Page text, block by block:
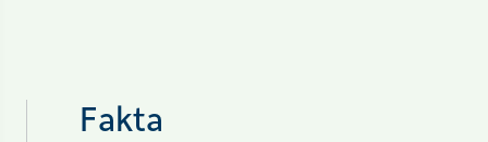
Fakta